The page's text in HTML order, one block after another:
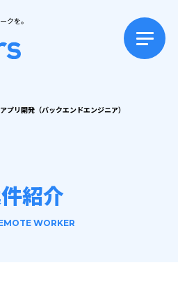
クを。
プリ開発（バックエンドエンジニア）
紹介
WORKER